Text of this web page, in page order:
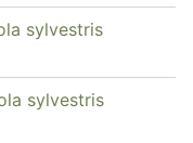
sylvestris
sylvestris